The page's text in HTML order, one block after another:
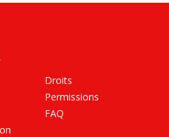
Droits
Permissions
FAQ